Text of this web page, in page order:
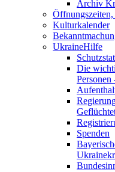
Archiv
Kulturkalender
UkraineHilfe
Die
Personen
Spenden